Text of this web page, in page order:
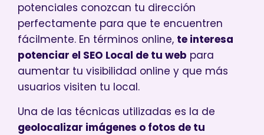
potenciales conozcan tu dirección
perfectamente para que te encuentren
fácilmente. En términos online, te interesa
potenciar el SEO Local de tu web para
aumentar tu visibilidad online y que más
usuarios visiten tu local.
Una de las técnicas utilizadas es la de
geolocalizar imágenes o fotos de tu